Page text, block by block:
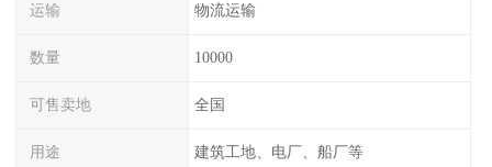
运输 物流运输
数量 10000
可售卖地 全国
用途 建筑工地、电厂、船厂等